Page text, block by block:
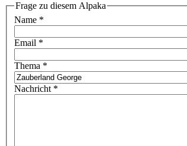
Frage zu diesem Alpaka
Name *
Email *
Thema *
Nachricht *